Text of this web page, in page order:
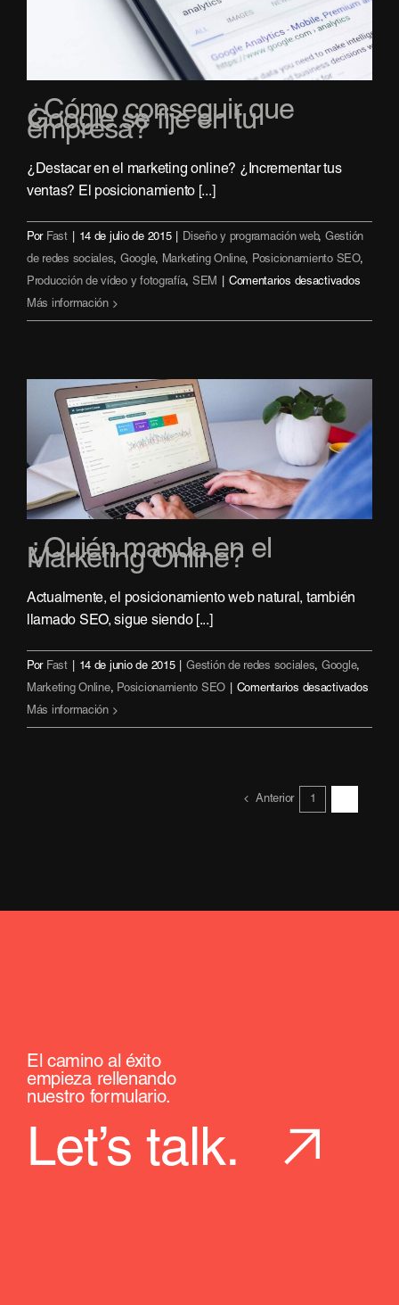
Inbound
Marketing?
¿Cómo conseguir que
Google se fije en tu
empresa?
¿Destacar en el marketing online? ¿Incrementar tus
ventas? El posicionamiento [...]
Por Fast 14 de julio de 2015 Diseño y programación web, Gestión
de redes sociales, Google, Marketing Online, Posicionamiento SEO,
Producción de vídeo y fotografía, SEM Comentarios desactivadosen
en
tu
Más información
¿Quién manda en el
Marketing Online?
Actualmente, el posicionamiento web natural, también
llamado SEO, sigue siendo [...]
Por Fast 14 de junio de 2015 Gestión de redes sociales, Google,
Marketing Online, Posicionamiento SEO Comentarios desactivadosen
Más información
Anterior 1
El camino al éxito
empieza rellenando
nuestro formulario.
Let’s talk.